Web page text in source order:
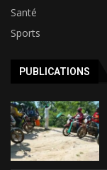
Santé
Sports
PUBLICATIONS